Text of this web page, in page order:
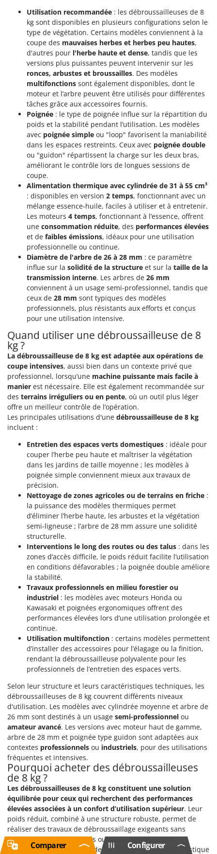
Utilisation recommandée : les débroussailleuses de 8
kg sont disponibles en plusieurs configurations selon le
type de végétation. Certains modèles conviennent à la
coupe des mauvaises herbes et herbes peu hautes,
d'autres pour l'herbe haute et dense, tandis que les
versions plus puissantes peuvent intervenir sur les
ronces, arbustes et broussailles. Des modèles
multifonctions sont également disponibles, dont le
moteur et l’arbre peuvent être utilisés pour différentes
tâches grâce aux accessoires fournis.
Poignée : le type de poignée influe sur la répartition du
poids et la stabilité pendant l’utilisation. Les modèles
avec poignée simple ou "loop" favorisent la maniabilité
dans les espaces restreints. Ceux avec poignée double
ou "guidon" répartissent la charge sur les deux bras,
améliorant le contrôle lors de longues sessions de
coupe.
Alimentation thermique avec cylindrée de 31 à 55 cm³
: disponibles en version 2 temps, fonctionnant avec un
mélange essence-huile, faciles à utiliser et à entretenir.
Les moteurs 4 temps, fonctionnant à l’essence, offrent
une consommation réduite, des performances élevées
et de faibles émissions, idéaux pour une utilisation
professionnelle ou continue.
Diamètre de l'arbre de 26 à 28 mm : ce paramètre
influe sur la solidité de la structure et sur la taille de la
transmission interne. Les arbres de 26 mm
conviennent à un usage semi-professionnel, tandis que
ceux de 28 mm sont typiques des modèles
professionnels, plus résistants aux efforts et conçus
pour une utilisation intensive.
Quand utiliser une débroussailleuse de 8
kg ?
La débroussailleuse de 8 kg est adaptée aux opérations de
coupe intensives, aussi bien dans un contexte privé que
professionnel, lorsqu’une machine puissante mais facile à
manier est nécessaire. Elle est également recommandée sur
des terrains irréguliers ou en pente, où un outil plus léger
offre un meilleur contrôle de l’opération.
Les principales utilisations d'une débroussailleuse de 8 kg
incluent :
Entretien des espaces verts domestiques : idéale pour
couper l’herbe peu haute et maîtriser la végétation
dans les jardins de taille moyenne ; les modèles à
poignée simple conviennent mieux aux travaux de
précision.
Nettoyage de zones agricoles ou de terrains en friche :
la puissance des modèles thermiques permet
d’éliminer l’herbe haute, les arbustes et la végétation
semi-ligneuse ; l’arbre de 28 mm assure une solidité
structurelle.
Interventions le long des routes ou des talus : dans les
zones d’accès difficile, le poids réduit facilite l’utilisation
en conditions défavorables ; la poignée double améliore
la stabilité.
Travaux professionnels en milieu forestier ou
industriel : les modèles avec moteurs Honda ou
Kawasaki et poignées ergonomiques offrent des
performances élevées lors d’une utilisation prolongée et
continue.
Utilisation multifonction : certains modèles permettent
d’installer des accessoires pour l’élagage ou la finition,
rendant la débroussailleuse polyvalente pour les
professionnels de l’entretien des espaces verts.
Selon leur structure et leurs caractéristiques techniques, les
débroussailleuses de 8 kg couvrent différents niveaux
d'utilisation. Les modèles avec cylindrée moyenne et arbre de
26 mm sont destinés à un usage semi-professionnel ou
amateur avancé. Les versions avec moteur haut de gamme,
arbre de 28 mm et poignée type guidon sont adaptées aux
contextes professionnels ou industriels, pour des utilisations
fréquentes et intensives.
Pourquoi acheter des débroussailleuses
de 8 kg ?
Les débroussailleuses de 8 kg constituent une solution
équilibrée pour ceux qui recherchent des performances
élevées associées à un confort d’utilisation supérieur. Leur
poids réduit, combiné à une structure robuste, permet de
réaliser des travaux de débroussaillage exigeants sans
surcharger l’opérateur. Ces outils conviennent à de
nombreuses applications, de l’entretien du jardin domestique
Configurer
Comparer